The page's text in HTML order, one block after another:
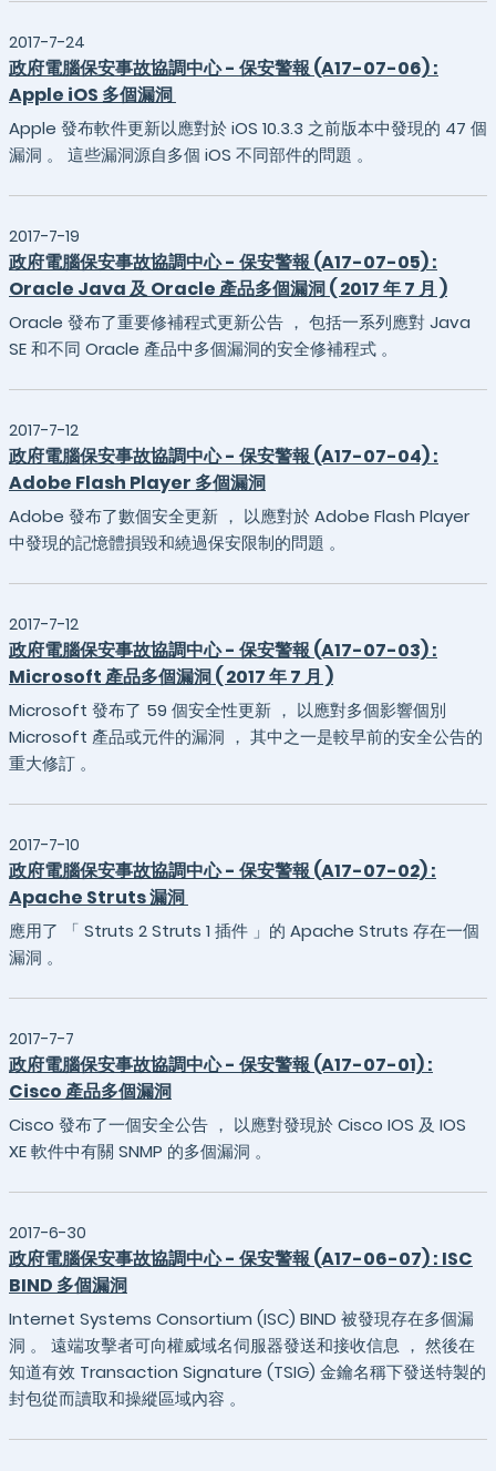
2017-7-24
政府電腦保安事故協調中心 - 保安警報 (A17-07-06) :
Apple iOS 多個漏洞
Apple 發布軟件更新以應對於 iOS 10.3.3 之前版本中發現的 47 個
漏洞 。 這些漏洞源自多個 iOS 不同部件的問題 。
2017-7-19
政府電腦保安事故協調中心 - 保安警報 (A17-07-05) :
Oracle Java 及 Oracle 產品多個漏洞 ( 2017 年 7 月 )
Oracle 發布了重要修補程式更新公告 ， 包括一系列應對 Java
SE 和不同 Oracle 產品中多個漏洞的安全修補程式 。
2017-7-12
政府電腦保安事故協調中心 - 保安警報 (A17-07-04) :
Adobe Flash Player 多個漏洞
Adobe 發布了數個安全更新 ， 以應對於 Adobe Flash Player
中發現的記憶體損毀和繞過保安限制的問題 。
2017-7-12
政府電腦保安事故協調中心 - 保安警報 (A17-07-03) :
Microsoft 產品多個漏洞 ( 2017 年 7 月 )
Microsoft 發布了 59 個安全性更新 ， 以應對多個影響個別
Microsoft 產品或元件的漏洞 ， 其中之一是較早前的安全公告的
重大修訂 。
2017-7-10
政府電腦保安事故協調中心 - 保安警報 (A17-07-02) :
Apache Struts 漏洞
應用了 「 Struts 2 Struts 1 插件 」的 Apache Struts 存在一個
漏洞 。
2017-7-7
政府電腦保安事故協調中心 - 保安警報 (A17-07-01) :
Cisco 產品多個漏洞
Cisco 發布了一個安全公告 ， 以應對發現於 Cisco IOS 及 IOS
XE 軟件中有關 SNMP 的多個漏洞 。
2017-6-30
政府電腦保安事故協調中心 - 保安警報 (A17-06-07) : ISC
BIND 多個漏洞
Internet Systems Consortium (ISC) BIND 被發現存在多個漏
洞 。 遠端攻擊者可向權威域名伺服器發送和接收信息 ， 然後在
知道有效 Transaction Signature (TSIG) 金鑰名稱下發送特製的
封包從而讀取和操縱區域內容 。